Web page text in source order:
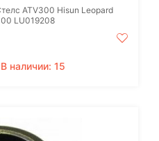
ATV300 Hisun Leopard
LU019208
В наличии: 15